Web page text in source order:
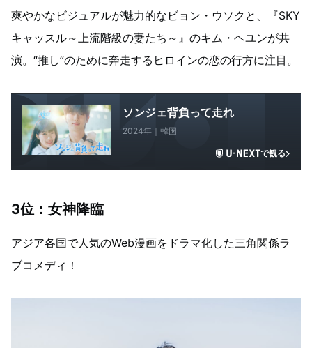
爽やかなビジュアルが魅力的なビョン・ウソクと、『SKY
キャッスル～上流階級の妻たち～』のキム・ヘユンが共
演。“推し”のために奔走するヒロインの恋の行方に注目。
ソンジェ背負って走れ
2024年｜韓国
で観る
3位：女神降臨
アジア各国で人気のWeb漫画をドラマ化した三角関係ラ
ブコメディ！